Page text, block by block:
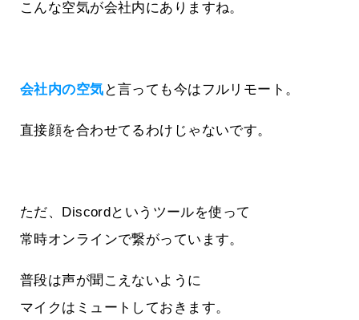
こんな空気が会社内にありますね。
会社内の空気 と言っても今はフルリモート。
直接顔を合わせてるわけじゃないです。
ただ、Discordというツールを使って
常時オンラインで繋がっています。
普段は声が聞こえないように
マイクはミュートしておきます。